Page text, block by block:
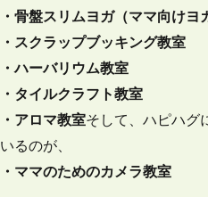
・骨盤スリムヨガ（ママ向けヨ
・スクラップブッキング教室
・ハーバリウム教室
・タイルクラフト教室
・アロマ教室そして、ハピハグ
いるのが、
・ママのためのカメラ教室